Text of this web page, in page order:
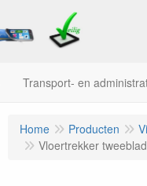
Transport- en
Home Producten
Vloertrekker